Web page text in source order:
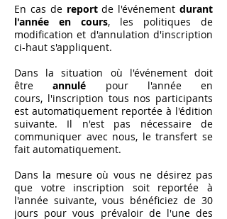
En cas de reportde l'événementdurant
l'année en cours, les politiques de
modification et d'annulation d'inscription
ci-haut s'appliquent.
Dans la situation où l'événement doit
êtreannulé pour l'année en
cours, l'inscription tous nos participants
est automatiquement reportée à l'édition
suivante. Il n'est pas nécessaire de
communiquer avec nous, le transfert se
fait automatiquement.
Dans la mesure où vous ne désirez pas
que votre inscription soit reportée à
l'année suivante, vous bénéficiez de 30
jours pour vous prévaloir de l'une des